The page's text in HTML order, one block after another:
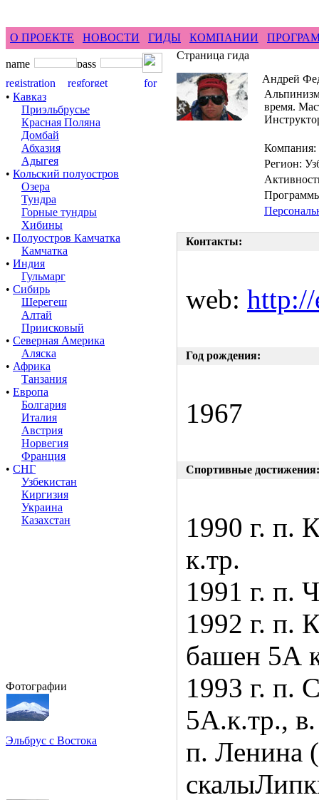
О ПРОЕКТЕ НОВОСТИ ГИДЫ КОМПАНИИ
• Кавказ
Приэльбрусье
Красная Поляна
Домбай
Абхазия
Адыгея
• Кольский полуостров
Озера
Тундра
Горные тундры
Хибины
• Полуостров Камчатка
Камчатка
• Индия
Гульмарг
• Сибирь
Шерегеш
Алтай
Приисковый
• Северная Америка
Аляска
• Африка
Танзания
• Европа
Болгария
Италия
Австрия
Норвегия
Франция
• СНГ
Узбекистан
Киргизия
Украина
Казахстан
Фотографии
Эльбрус с Востока
Страница гида
Андрей
время.
Компания:
Регион:
Контакты:
web: http://
Год рождения:
1967
Спортивные достижения:
1990 г. п.
к.тр.
1991 г. п.
1992 г. п.
башен 5А
1993 г. п.
5А.к.тр.,
п. Ленина